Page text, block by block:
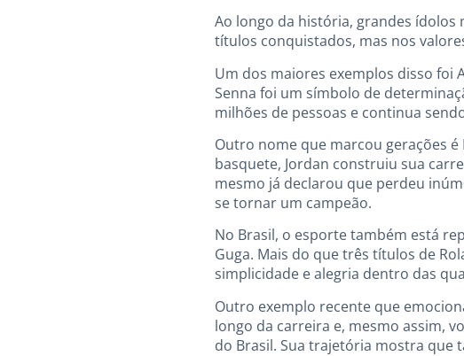
Ao longo da história, grandes
títulos conquistados, mas nos
Um dos maiores exemplos disso foi
Senna foi um símbolo de
milhões de pessoas e continua
Outro nome que marcou gerações
basquete, Jordan construiu sua
mesmo já declarou que perdeu
se tornar um campeão.
No Brasil, o esporte também está
Guga. Mais do que três títulos de
simplicidade e alegria dentro das
Outro exemplo recente que
longo da carreira e, mesmo assim,
do Brasil. Sua trajetória mostra que